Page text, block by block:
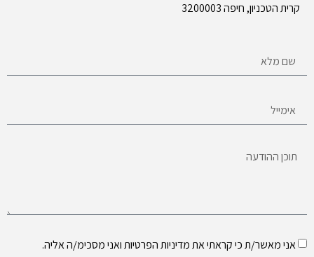
קרית הטכניון, חיפה 3200003
אני מאשר/ת כי קראתי אתמדיניות הפרטיותואני מסכימ/ה אליה.